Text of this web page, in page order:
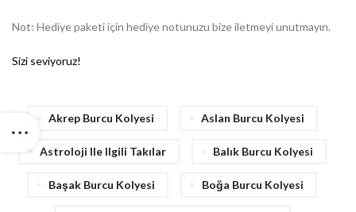
Not: Hediye paketi için hediye notunuzu bize iletmeyi unutmayın.
Sizi seviyoruz!
Akrep Burcu Kolyesi Aslan Burcu Kolyesi
Astroloji Ile Ilgili Takılar Balık Burcu Kolyesi
Başak Burcu Kolyesi Boğa Burcu Kolyesi